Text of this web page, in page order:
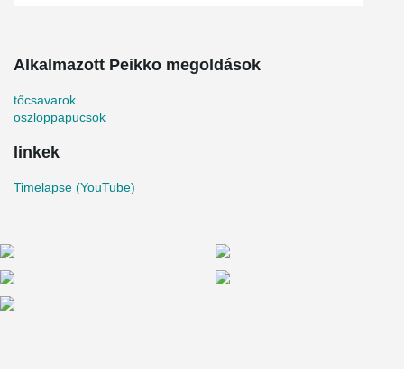
Alkalmazott Peikko megoldások
tőcsavarok
oszloppapucsok
linkek
Timelapse (YouTube)